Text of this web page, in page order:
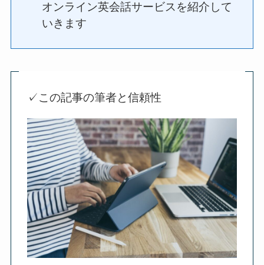
オンライン英会話サービスを紹介して
いきます
✓この記事の筆者と信頼性